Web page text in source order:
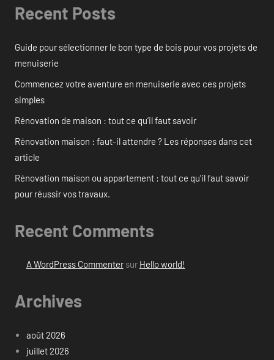
Recent Posts
Guide pour sélectionner le bon type de bois pour vos projets de
menuiserie
Commencez votre aventure en menuiserie avec ces projets
simples
Rénovation de maison : tout ce qu’il faut savoir
Rénovation maison : faut-il attendre ? Les réponses dans cet
article
Rénovation maison ou appartement : tout ce qu’il faut savoir
pour réussir vos travaux.
Recent Comments
A WordPress Commentersur Hello world!
Archives
août 2026
juillet 2026